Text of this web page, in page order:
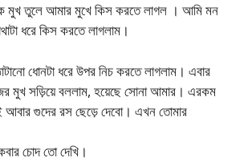
মুখ তুলে আমার মুখে কিস করতে লাগল । আমি মন
ধরে কিস করতে লাগলাম।
ধোনটা ধরে উপর নিচ করতে লাগলাম। এবার
মুখ সড়িয়ে বললাম, হয়েছে সোনা আমার। এরকম
গুদের রস ছেড়ে দেবো। এখন তোমার
চোদ তো দেখি।